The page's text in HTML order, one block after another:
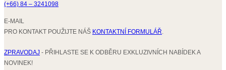
(+66) 84 – 3241098
E-MAIL
PRO KONTAKT POUŽIJTE NÁŠ KONTAKTNÍ FORMULÁŘ
ZPRAVODAJ - PŘIHLASTE SE K ODBĚRU EXKLUZIVNÍCH NABÍDEK A
NOVINEK!